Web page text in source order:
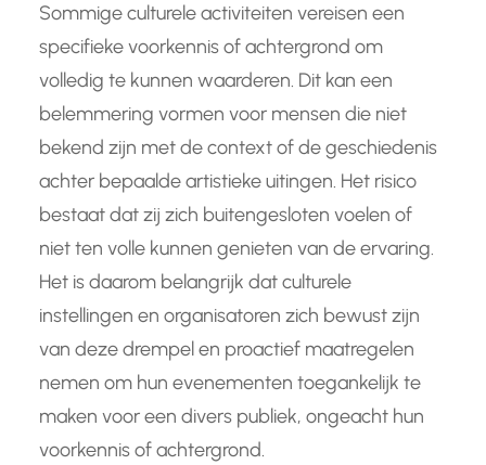
Sommige culturele activiteiten vereisen een
specifieke voorkennis of achtergrond om
volledig te kunnen waarderen. Dit kan een
belemmering vormen voor mensen die niet
bekend zijn met de context of de geschiedenis
achter bepaalde artistieke uitingen. Het risico
bestaat dat zij zich buitengesloten voelen of
niet ten volle kunnen genieten van de ervaring.
Het is daarom belangrijk dat culturele
instellingen en organisatoren zich bewust zijn
van deze drempel en proactief maatregelen
nemen om hun evenementen toegankelijk te
maken voor een divers publiek, ongeacht hun
voorkennis of achtergrond.